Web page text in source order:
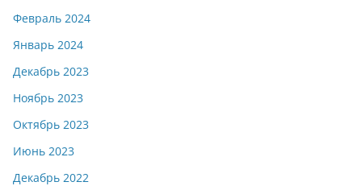
Февраль 2024
Январь 2024
Декабрь 2023
Ноябрь 2023
Октябрь 2023
Июнь 2023
Декабрь 2022